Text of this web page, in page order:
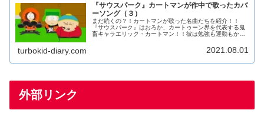
『サウスパーク』カートマンが作中で歌ったカバ
ーソング（３）
まだ続くの？！カートマンが歌った名曲たちを紹介！！
『サウスパーク』はおろか、カートゥーン界を代表する鬼
畜キャラエリック・カートマン！！彼は勉強も運動もから
turbokid-diary.com 2021.08.01
外部リンク